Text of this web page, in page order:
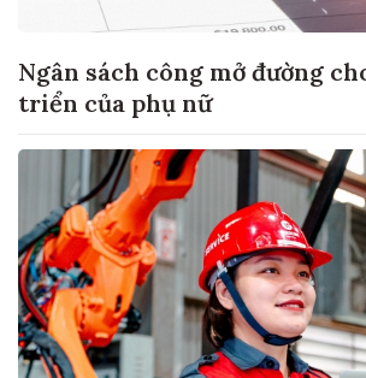
Ngân sách công mở đường
triển của phụ nữ